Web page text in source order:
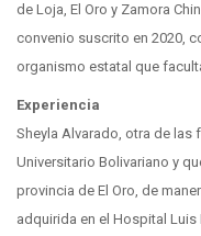
de Loja, El Oro y Zamora
convenio suscrito en 2020,
organismo estatal que
Experiencia
Sheyla Alvarado, otra de las
Universitario Bolivariano y
provincia de El Oro, de
adquirida en el Hospital